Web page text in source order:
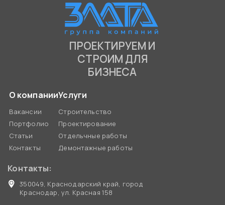
ПРОЕКТИРУЕМ И
СТРОИМ ДЛЯ
БИЗНЕСА
О компании
Вакансии
Портфолио
Статьи
Контакты
Услуги
Строительство
Проектирование
Отдельчные работы
Демонтажные работы
Контакты:
350049, Краснодарский край, город
Краснодар, ул. Красная 158